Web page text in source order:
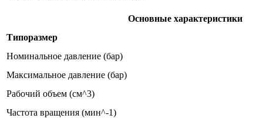
Основные характеристики
Типоразмер
Номинальное давление (бар)
Максимальное давление (бар)
Рабочий объем (см^3)
Частота вращения (мин^-1)